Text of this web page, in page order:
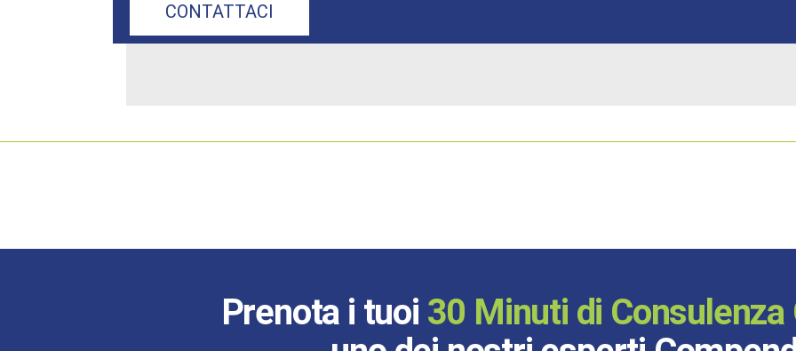
CONTATTACI
Prenota i tuoi 30 Minuti di Consulenza